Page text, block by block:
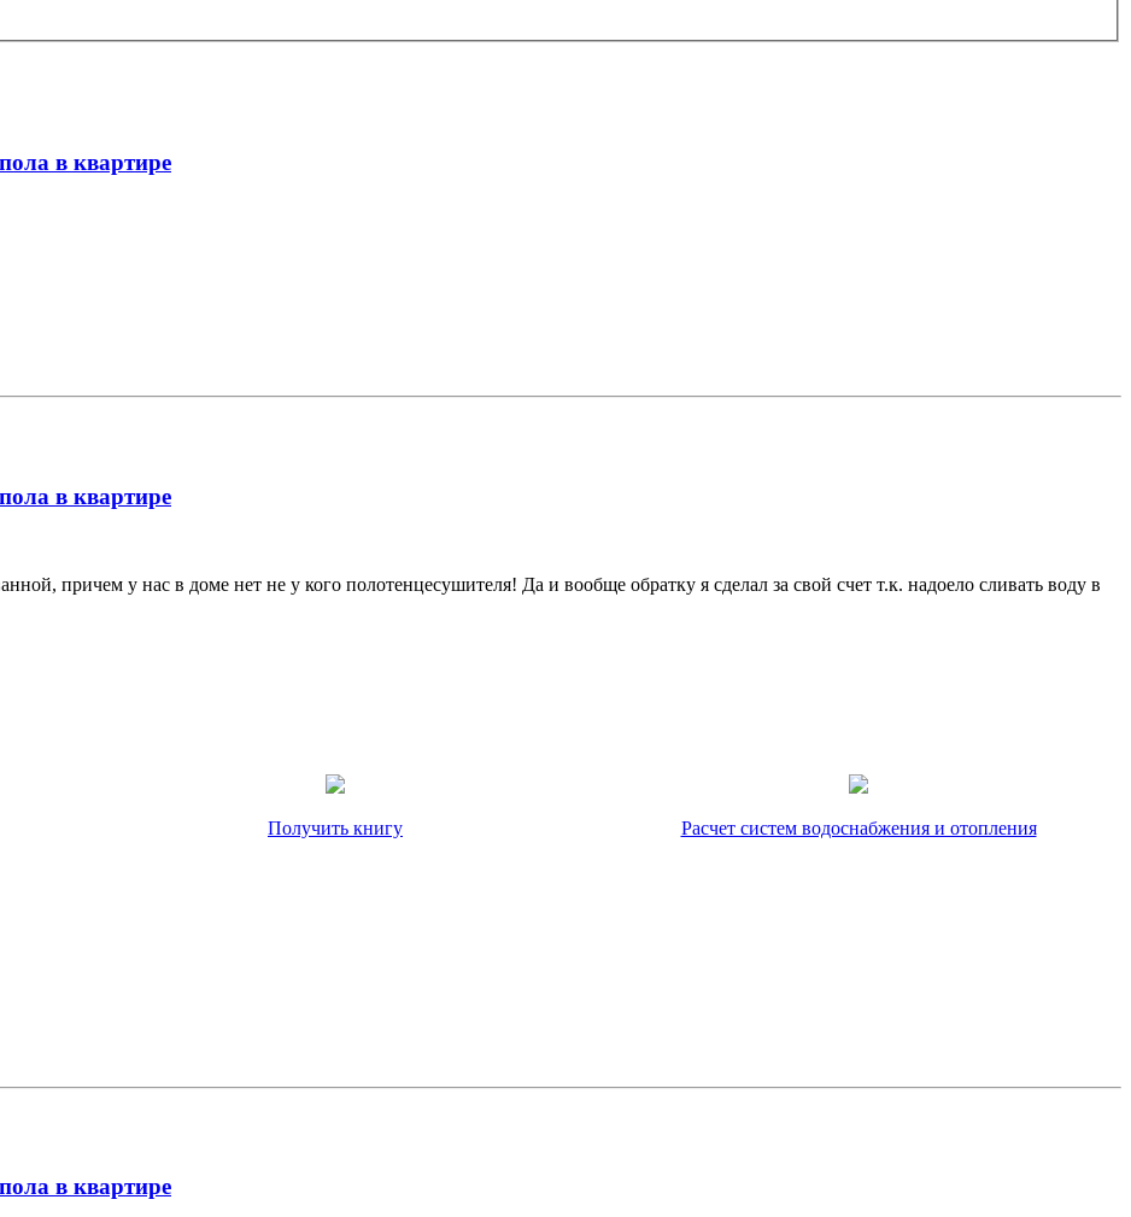
в квартире
в квартире
причем у нас в доме нет не у кого полотенцесушителя! Да и вообще обратку я сделал за свой счет т.к. надоело сливать воду в
Получить книгу Расчет систем водоснабжения и отопления
в квартире